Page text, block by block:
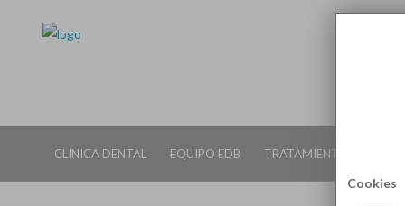
CLINICA DENTAL EQUIPO EDB TRATAMIENTOS
¿EN QUÉ CONSISTE LA
Cookies